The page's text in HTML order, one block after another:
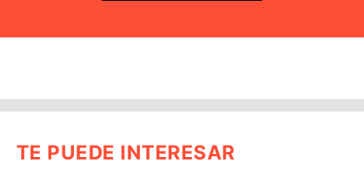
TE PUEDE INTERESAR